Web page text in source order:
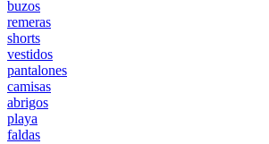
buzos
remeras
shorts
vestidos
pantalones
camisas
abrigos
playa
faldas